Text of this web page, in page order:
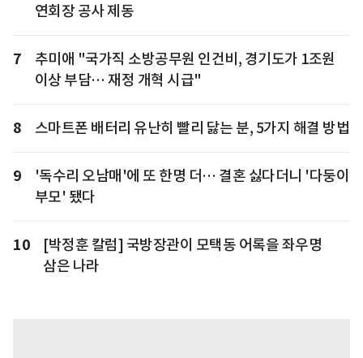
연회장 공사 제동
7
추미애 "국가직 소방공무원 인건비, 경기도가 1조원
이상 부담… 재정 개혁 시급"
8 스마트폰 배터리 유난히 빨리 닳는 분, 5가지 해결 방법
9
'독수리 오남매'에 또 한명 더… 결혼 싫다더니 '다둥이
부모' 됐다
10
[박정훈 칼럼] 국방장관이 모택동 어록을 좌우명
삼은 나라